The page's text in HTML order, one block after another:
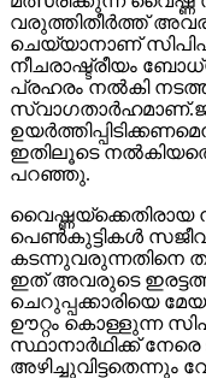
വരുത്തിതീര്‍ത്ത്
ചെയ്യാനാണ്
നീചരാഷ്ട്രീയം
പ്രഹരം നല്‍കി
ഇതിലൂടെ
പറഞ്ഞു.
വൈഷ്ണയ്‌ക്കെതിരായ
പെണ്‍കുട്ടികള്‍ സജീവ
കടന്നുവരുന്നതിനെ
ഇത് അവരുടെ
ചെറുപ്പക്കാരിയെ
ഊറ്റം കൊള്ളുന്ന
സ്ഥാനാര്‍ഥിക്ക്